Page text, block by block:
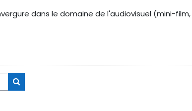
dans le domaine de l'audiovisuel (mini-
Search courses